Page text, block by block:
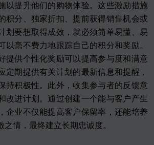
以提升他们的购物体验。这些激励措施
积分、独家折扣、提前获得销售机会或
划要想取得成效，就必须简单易懂、易
以毫不费力地跟踪自己的积分和奖励。
提供个性化奖励可以提高参与度和满意
定期提供有关计划的最新信息和提醒，
持积极性。此外，收集参与者的反馈意
改进计划。通过创建一个能与客户产生
企业不仅能提高客户保留率，还能培养
情，最终建立长期忠诚度。